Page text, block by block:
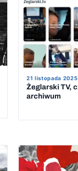
21 listopada 2025
Żeglarski TV,
archiwum